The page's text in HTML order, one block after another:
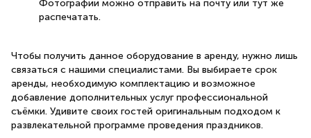
Фотографии можно отправить на почту или тут же
распечатать.
Чтобы получить данное оборудование в аренду, нужно лишь
связаться с нашими специалистами. Вы выбираете срок
аренды, необходимую комплектацию и возможное
добавление дополнительных услуг профессиональной
съёмки. Удивите своих гостей оригинальным подходом к
развлекательной программе проведения праздников.